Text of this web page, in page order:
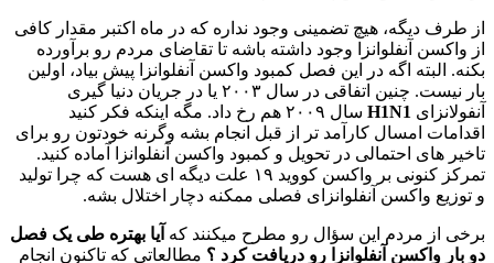
از طرف دیگه، هیچ تضمینی وجود نداره که در ماه اکتبر مقدار کافی
از واکسن آنفلوانزا وجود داشته باشه تا تقاضای مردم رو برآورده
بکنه. البته اگه در این فصل کمبود واکسن آنفلوانزا پیش بیاد، اولین‌
بار نیست. چنین اتفاقی در سال ۲۰۰۳ یا در جریان دنیا گیری
آنفولانزای H1N1
سال ۲۰۰۹ هم رخ داد. مگه اینکه فکر کنید
اقدامات امسال کارآمد تر از قبل انجام بشه وگرنه خودتون رو برای
تاخیر های احتمالی در تحویل و کمبود واکسن آنفلوانزا آماده کنید.
تمرکز کنونی بر واکسن کووید ۱۹ علت دیگه ای هست که چرا تولید
و توزیع واکسن آنفلوانزای فصلی ممکنه دچار اختلال بشه.
برخی از مردم این سؤال رو مطرح میکنند که آیا بهتره طی یک فصل
دو بار واکسن آنفلوانزا رو دریافت کرد ؟ مطالعاتی که تاکنون انجام